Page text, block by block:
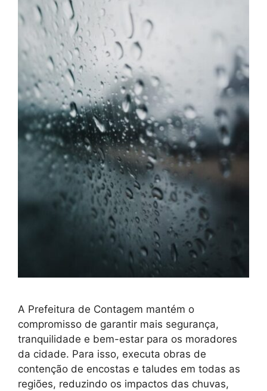
A Prefeitura de Contagem mantém o
compromisso de garantir mais segurança,
tranquilidade e bem-estar para os moradores
da cidade. Para isso, executa obras de
contenção de encostas e taludes em todas as
regiões, reduzindo os impactos das chuvas,